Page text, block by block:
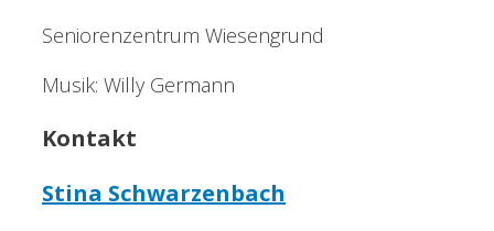
Seniorenzentrum Wiesengrund
Musik: Willy Germann
Kontakt
Stina Schwarzenbach